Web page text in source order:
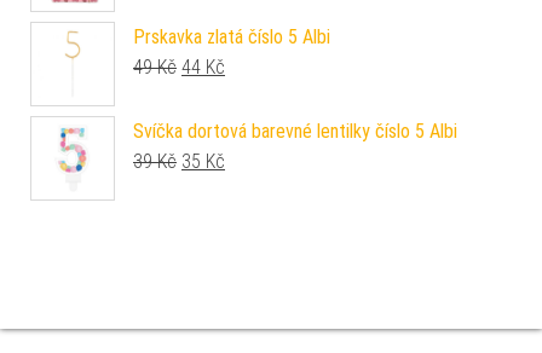
Prskavka zlatá číslo 5 Albi
49Kč Původní cena byla: 49 Kč.
44 Kč
Svíčka dortová barevné lentilky číslo 5 Albi
39Kč Původní cena byla: 39 Kč.
35 Kč